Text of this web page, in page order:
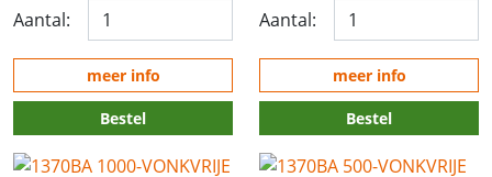
Aantal:
meer info
Bestel
Aantal:
meer info
Bestel